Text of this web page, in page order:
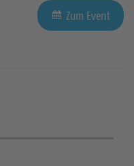
Zum Event